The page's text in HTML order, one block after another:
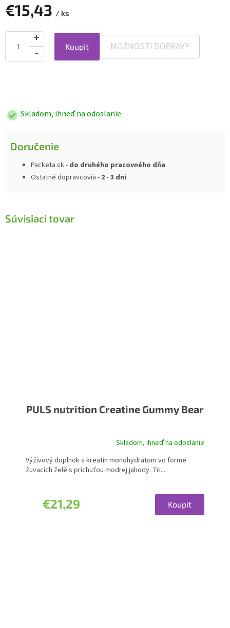
€15,43 / ks
Koupit MOŽNOSTI DOPRAVY
Skladom, ihneď na odoslanie
Doručenie
Packeta.sk - do druhého pracovného dňa
Ostatné dopravcovia - 2 - 3 dni
Súvisiaci tovar
PULS nutrition Creatine Gummy Bear
Skladom, ihneď na odoslanie
€21,29 Koupit
Výživový doplnok s kreatín monohydrátom vo forme
žuvacích želé s príchuťou modrej jahody. Tri...